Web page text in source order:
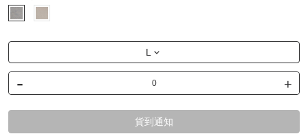
L
- +
貨到通知